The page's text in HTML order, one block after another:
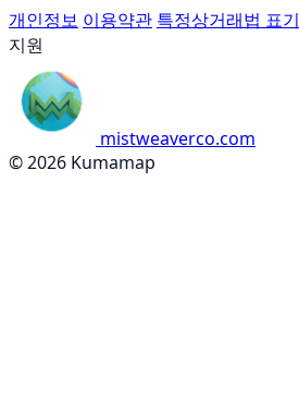
개인정보 이용약관 특정상거래법 표기
지원
mistweaverco.com
© 2026 Kumamap